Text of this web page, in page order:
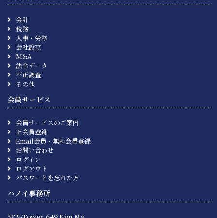
会計
税務
人事・労務
会社設立
M&A
法令データ
不正調査
その他
会員サービス
会員サービスのご案内
正会員登録
Email会員・無料会員登録
お問い合わせ
ログイン
ログアウト
パスワードを忘れた方
ハノイ事務所